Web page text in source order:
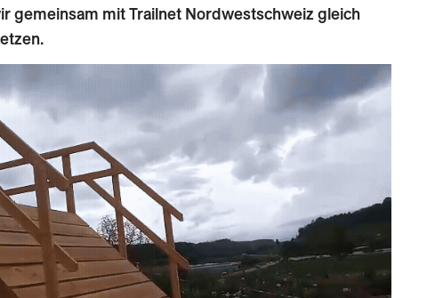
gemeinsam mit Trailnet Nordwestschweiz gleich